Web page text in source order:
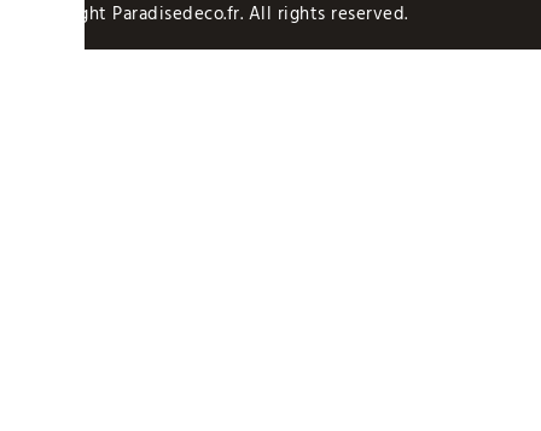
Copyright Paradisedeco.fr. All rights reserved.